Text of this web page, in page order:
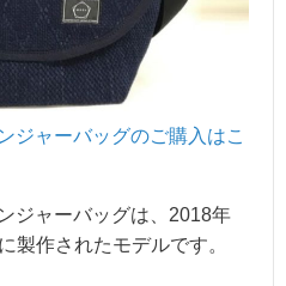
ジャーバッグのご購入はこ
ジャーバッグは、2018年
製作されたモデルです。